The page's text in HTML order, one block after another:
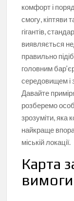
комфорт і
смогу, кіптяви
гігантів,
виявляється
правильно
головним
середовищем і
Давайте
розберемо
зрозуміти, яка
найкраще
міській локації.
Карта